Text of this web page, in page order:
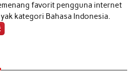
favorit pengguna internet
kategori Bahasa Indonesia.